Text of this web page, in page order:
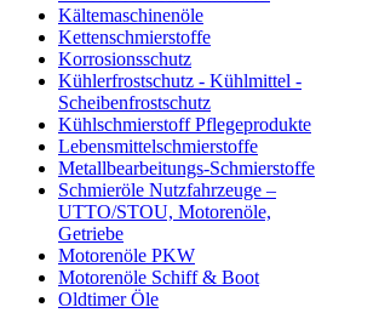
Kältemaschinenöle
Kettenschmierstoffe
Korrosionsschutz
Kühlerfrostschutz - Kühlmittel -
Scheibenfrostschutz
Kühlschmierstoff Pflegeprodukte
Lebensmittelschmierstoffe
Metallbearbeitungs-Schmierstoffe
Schmieröle Nutzfahrzeuge –
UTTO/STOU, Motorenöle,
Getriebe
Motorenöle PKW
Motorenöle Schiff & Boot
Oldtimer Öle